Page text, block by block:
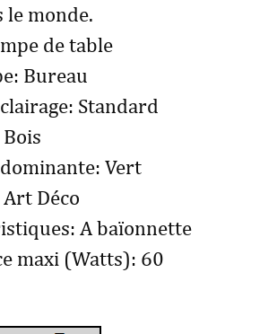
monde.
de table
Bureau
Standard
Vert
Déco
A baïonnette
maxi (Watts): 60